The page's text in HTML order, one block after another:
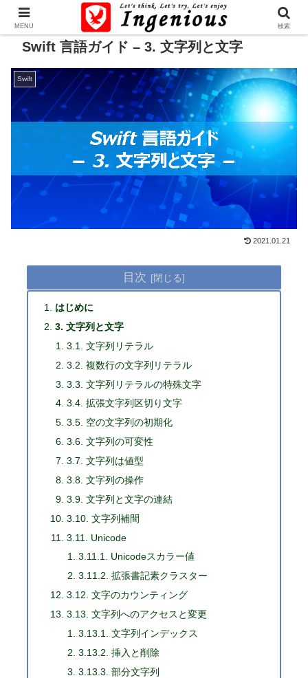
Swift 言語ガイド – 3. 文字列と文字
Swift
2021.01.21
目次
はじめに
3. 文字列と文字
3.1. 文字列リテラル
3.2. 複数行の文字列リテラル
3.3. 文字列リテラルの特殊文字
3.4. 拡張文字列区切り文字
3.5. 空の文字列の初期化
3.6. 文字列の可変性
3.7. 文字列は値型
3.8. 文字列の操作
3.9. 文字列と文字の連結
3.10. 文字列補間
3.11. Unicode
3.11.1. Unicodeスカラー値
3.11.2. 拡張書記素クラスター
3.12. 文字のカウンティング
3.13. 文字列へのアクセスと変更
3.13.1. 文字列インデックス
3.13.2. 挿入と削除
3.13.3. 部分文字列
MENU 検索